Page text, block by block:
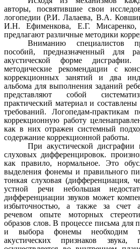
авторы, посвятившие свои
логопедии (Р.И. Лалаева, В.А.
И.Н. Ефименкова, Е.Г.
предлагают различные методики
Вниманию специалистов
пособий, предназначенный для
акустической форме
методические рекомендации с
коррекционных занятий и два
альбома для выполнения заданий
представляют собой
практический материал и
требований. Логопедам-практикам
коррекционную работу
как в них отражен системный
содержание коррекционной работы.
При акустической дисграфии
слуховых дифференцировок.
как правило, нормальное. Это
выделения фонемы и правильного
тонкая слуховая (дифференциация,
устной речи небольшая
дифференциации звуков может
избыточностью, а также за счет
речевом опыте моторных
образов слов. В процессе письма для
и выбора фонемы необходим
акустических признаков